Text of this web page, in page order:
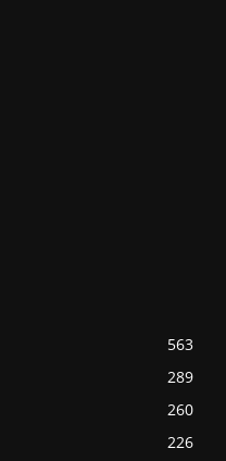
563
289
260
226